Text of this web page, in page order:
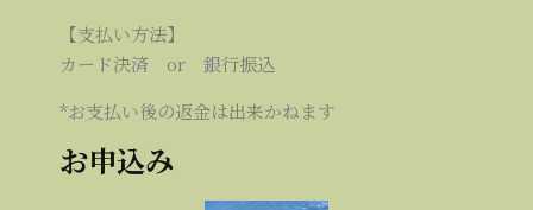
【支払い方法】
カード決済 or 銀行振込
*お支払い後の返金は出来かねます
お申込み